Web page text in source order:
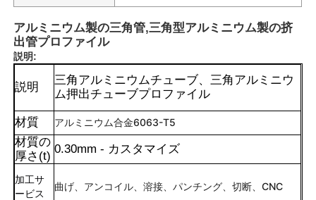
アルミニウム製の三角管,三角型アルミニウム製の挤
出管プロファイル
説明:
説明
三角アルミニウムチューブ、三角アルミニウ
ム押出チューブプロファイル
材質 アルミニウム合金6063-T5
材質の
厚さ(t)
0.30mm - カスタマイズ
加工サ
ービス
曲げ、アンコイル、溶接、パンチング、切断、CNC